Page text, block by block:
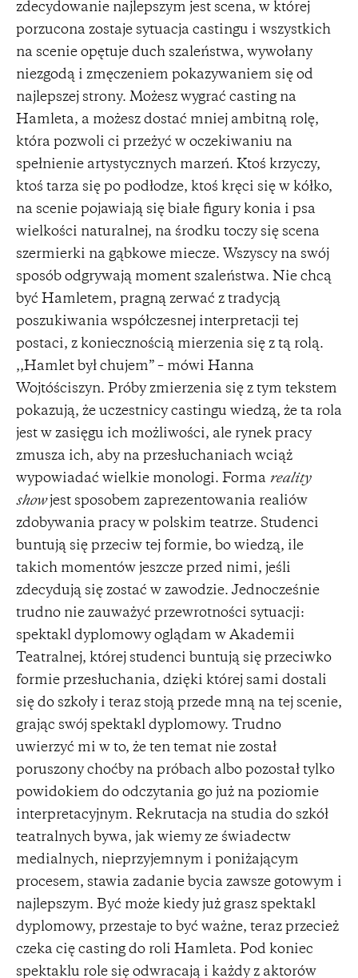
zdecydowanie najlepszym jest scena, w której
porzucona zostaje sytuacja castingu i wszystkich
na scenie opętuje duch szaleństwa, wywołany
niezgodą i zmęczeniem pokazywaniem się od
najlepszej strony. Możesz wygrać casting na
Hamleta, a możesz dostać mniej ambitną rolę,
która pozwoli ci przeżyć w oczekiwaniu na
spełnienie artystycznych marzeń. Ktoś krzyczy,
ktoś tarza się po podłodze, ktoś kręci się w kółko,
na scenie pojawiają się białe figury konia i psa
wielkości naturalnej, na środku toczy się scena
szermierki na gąbkowe miecze. Wszyscy na swój
sposób odgrywają moment szaleństwa. Nie chcą
być Hamletem, pragną zerwać z tradycją
poszukiwania współczesnej interpretacji tej
postaci, z koniecznością mierzenia się z tą rolą.
,,Hamlet był chujem” – mówi Hanna
Wojtóściszyn. Próby zmierzenia się z tym tekstem
pokazują, że uczestnicy castingu wiedzą, że ta rola
jest w zasięgu ich możliwości, ale rynek pracy
zmusza ich, aby na przesłuchaniach wciąż
wypowiadać wielkie monologi. Forma reality
showjest sposobem zaprezentowania realiów
zdobywania pracy w polskim teatrze. Studenci
buntują się przeciw tej formie, bo wiedzą, ile
takich momentów jeszcze przed nimi, jeśli
zdecydują się zostać w zawodzie. Jednocześnie
trudno nie zauważyć przewrotności sytuacji:
spektakl dyplomowy oglądam w Akademii
Teatralnej, której studenci buntują się przeciwko
formie przesłuchania, dzięki której sami dostali
się do szkoły i teraz stoją przede mną na tej scenie,
grając swój spektakl dyplomowy. Trudno
uwierzyć mi w to, że ten temat nie został
poruszony choćby na próbach albo pozostał tylko
powidokiem do odczytania go już na poziomie
interpretacyjnym. Rekrutacja na studia do szkół
teatralnych bywa, jak wiemy ze świadectw
medialnych, nieprzyjemnym i poniżającym
procesem, stawia zadanie bycia zawsze gotowym i
najlepszym. Być może kiedy już grasz spektakl
dyplomowy, przestaje to być ważne, teraz przecież
czeka cię casting do roli Hamleta. Pod koniec
spektaklu role się odwracają i każdy z aktorów